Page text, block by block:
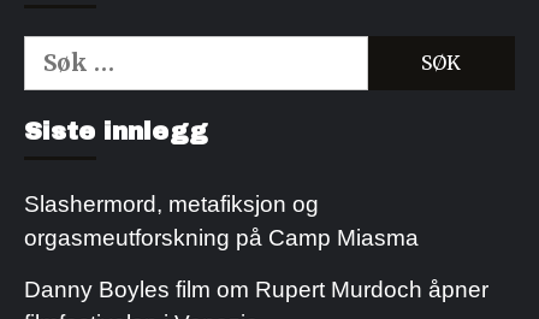
Søk
etter:
Siste innlegg
Slashermord, metafiksjon og
orgasmeutforskning på Camp Miasma
Danny Boyles film om Rupert Murdoch åpner